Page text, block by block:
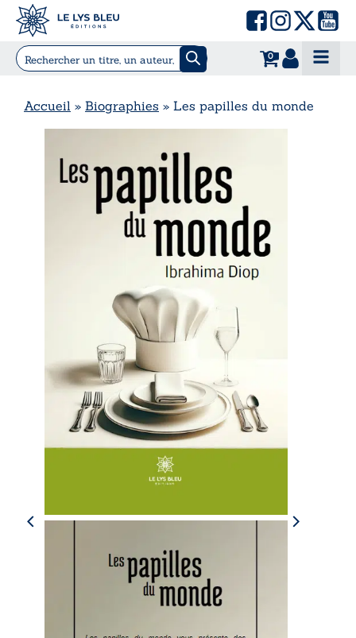
0
Accueil » Biographies » Les papilles du monde